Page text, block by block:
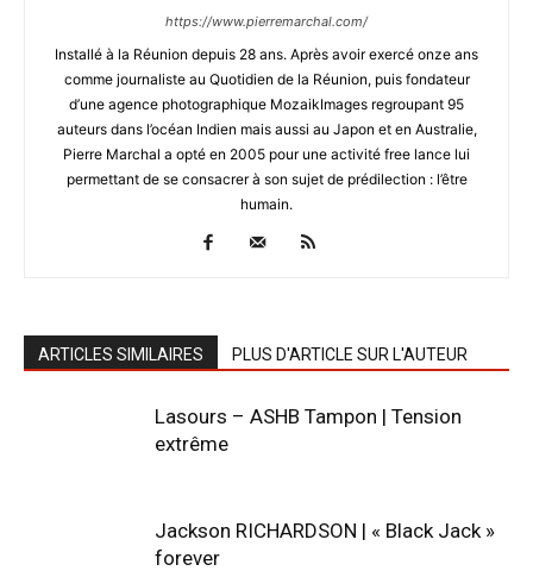
https://www.pierremarchal.com/
Installé à la Réunion depuis 28 ans. Après avoir exercé onze ans
comme journaliste au Quotidien de la Réunion, puis fondateur
d’une agence photographique MozaikImages regroupant 95
auteurs dans l’océan Indien mais aussi au Japon et en Australie,
Pierre Marchal a opté en 2005 pour une activité free lance lui
permettant de se consacrer à son sujet de prédilection : l’être
humain.
ARTICLES SIMILAIRES PLUS D'ARTICLE SUR L'AUTEUR
Lasours – ASHB Tampon | Tension
extrême
Jackson RICHARDSON | « Black Jack »
forever